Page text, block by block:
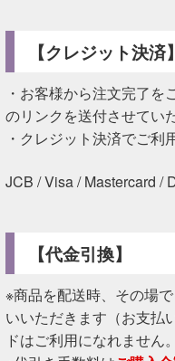
【クレジット決済】
・お客様から注文完了
のリンクを送付させてい
・クレジット決済でご利
JCB / Visa / Mastercard /
【代金引換】
※商品を配送時、その場
いいただきます（お支払
ドはご利用になれません